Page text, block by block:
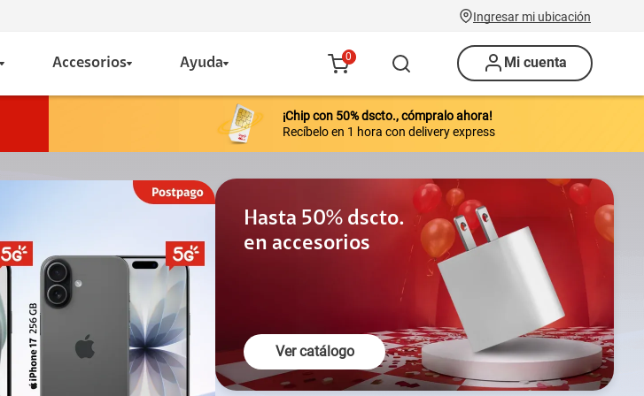
Ingresar mi ubicación
Accesorios Ayuda 0 Mi cuenta
¡Chip con 50% dscto., cómpralo ahora!
Recíbelo en 1 hora con delivery express
Para toda la familia
Hasta 50% dscto.
en accesorios
Ver catálogo